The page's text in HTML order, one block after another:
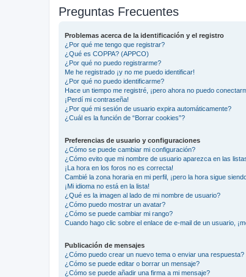
Preguntas Frecuentes
Problemas acerca de la identificación y el registro
¿Por qué me tengo que registrar?
¿Qué es COPPA? (APPCO)
¿Por qué no puedo registrarme?
Me he registrado ¡y no me puedo identificar!
¿Por qué no puedo identificarme?
Hace un tiempo me registré, ¡pero ahora no puedo
¡Perdí mi contraseña!
¿Por qué mi sesión de usuario expira automáticamente?
¿Cuál es la función de “Borrar cookies”?
Preferencias de usuario y configuraciones
¿Cómo se puede cambiar mi configuración?
¿Cómo evito que mi nombre de usuario aparezca en las
¡La hora en los foros no es correcta!
Cambié la zona horaria en mi perfil, ¡pero la hora sigue
¡Mi idioma no está en la lista!
¿Qué es la imagen al lado de mi nombre de usuario?
¿Cómo puedo mostrar un avatar?
¿Cómo se puede cambiar mi rango?
Cuando hago clic sobre el enlace de e-mail de un usuario,
Publicación de mensajes
¿Cómo puedo crear un nuevo tema o enviar una respuesta?
¿Cómo se puede editar o borrar un mensaje?
¿Cómo se puede añadir una firma a mi mensaje?